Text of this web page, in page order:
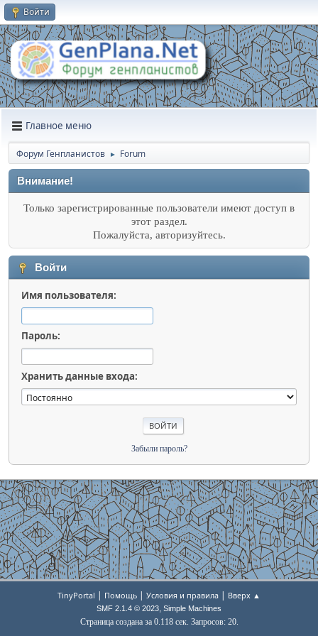
Войти
Главное меню
Форум Генпланистов ► Forum
Внимание!
Только зарегистрированные пользователи имеют доступ в
этот раздел.
Пожалуйста, авторизуйтесь.
Войти
Имя пользователя:
Пароль:
Хранить данные входа:
Забыли пароль?
TinyPortal | Помощь | Условия и правила | Вверх ▲
SMF 2.1.4 © 2023, Simple Machines
Страница создана за 0.118 сек. Запросов: 20.